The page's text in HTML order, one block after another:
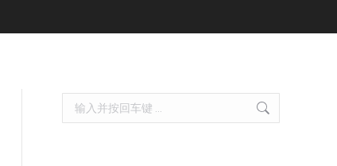
Search: